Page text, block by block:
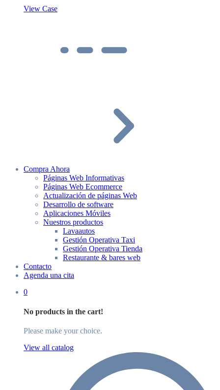
View Case
Compra Ahora
Páginas Web Informativas
Páginas Web Ecommerce
Actualización de páginas Web
Desarrollo de software
Aplicaciones Móviles
Nuestros productos
Lavaautos
Gestión Operativa Taxi
Gestión Operativa Tienda
Restaurante & bares web
Contacto
Agenda una cita
0
No products in the cart!
Please make your choice.
View all catalog